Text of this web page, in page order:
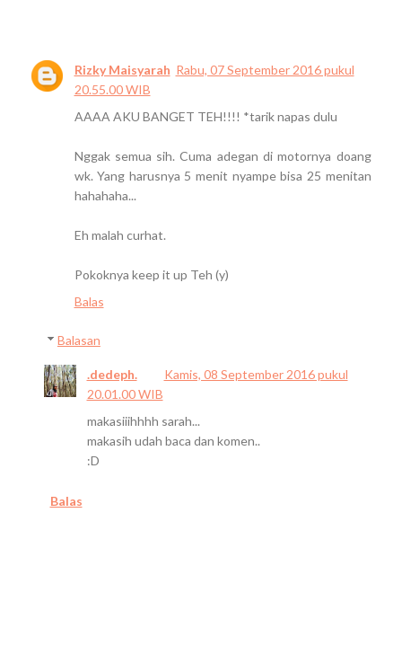
Rizky Maisyarah Rabu, 07 September 2016 pukul
20.55.00 WIB
AAAA AKU BANGET TEH!!!! *tarik napas dulu
Nggak semua sih. Cuma adegan di motornya doang
wk. Yang harusnya 5 menit nyampe bisa 25 menitan
hahahaha...
Eh malah curhat.
Pokoknya keep it up Teh (y)
Balas
Balasan
.dedeph.
Kamis, 08 September 2016 pukul
20.01.00 WIB
makasiiihhhh sarah...
makasih udah baca dan komen..
:D
Balas